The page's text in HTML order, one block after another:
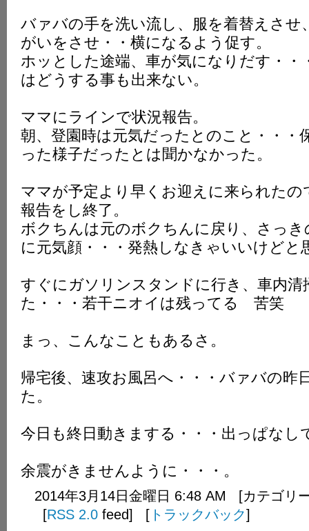
バァバの手を洗い流し、服を着替えさせ
がいをさせ・・横になるよう促す。
ホッとした途端、車が気になりだす・・
はどうする事も出来ない。
ママにラインで状況報告。
朝、登園時は元気だったとのこと・・・
った様子だったとは聞かなかった。
ママが予定より早くお迎えに来られたの
報告をし終了。
ボクちんは元のボクちんに戻り、さっ
に元気顔・・・発熱しなきゃいいけどと
すぐにガソリンスタンドに行き、車内清
た・・・若干ニオイは残ってる 苦笑
まっ、こんなこともあるさ。
帰宅後、速攻お風呂へ・・・バァバの昨
た。
今日も終日動きまする・・・出っぱなし
余震がきませんように・・・。
2014年3月14日金曜日 6:48 AM [カテゴリ
[RSS 2.0 feed] [ トラックバック]